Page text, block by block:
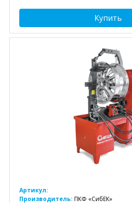
Купить
Артикул:
Производитель: ПКФ «СибЕК»